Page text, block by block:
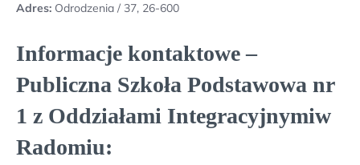
Adres: Odrodzenia / 37, 26-600
Informacje kontaktowe –
Publiczna Szkoła Podstawowa nr
1 z Oddziałami Integracyjnymiw
Radomiu: